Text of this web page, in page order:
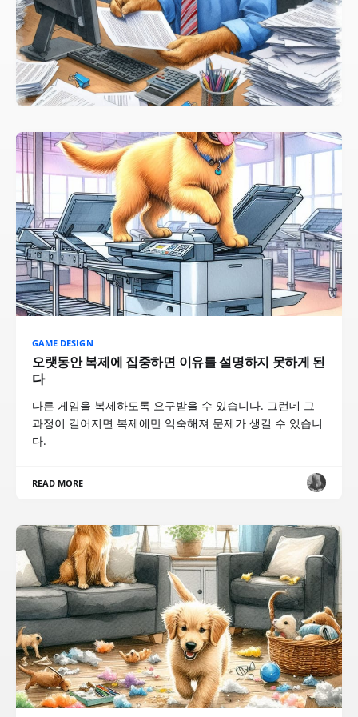
GAME DESIGN
오랫동안 복제에 집중하면 이유를 설명하지 못하게 된
다
다른 게임을 복제하도록 요구받을 수 있습니다. 그런데 그
과정이 길어지면 복제에만 익숙해져 문제가 생길 수 있습니
다.
READ MORE